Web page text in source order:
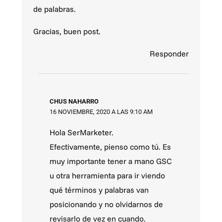
de palabras.
Gracias, buen post.
Responder
CHUS NAHARRO
16 NOVIEMBRE, 2020 A LAS 9:10 AM
Hola SerMarketer.
Efectivamente, pienso como tú. Es
muy importante tener a mano GSC
u otra herramienta para ir viendo
qué términos y palabras van
posicionando y no olvidarnos de
revisarlo de vez en cuando.